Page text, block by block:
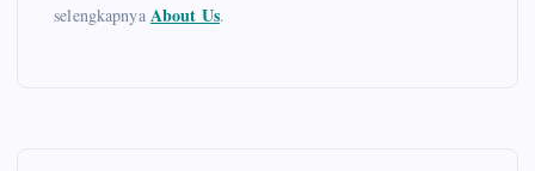
selengkapnya About Us.